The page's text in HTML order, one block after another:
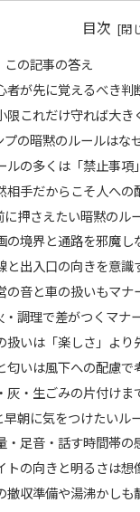
目次
この記事の答え
者が先に覚えるべき判
限これだけ守れば大き
プの暗黙のルールはな
ルの多くは「禁止事項
相手だからこそ人への
に押さえたい暗黙のル
の境界と通路を邪魔し
と出入口の向きを意識
の音と車の扱いもマナ
・調理で差がつくマナ
扱いは「楽しさ」より
匂いは風下への配慮で
灰・生ごみの片付けま
早朝に気をつけたいル
・足音・話す時間帯の
トの向きと明るさは想
撤収準備や湯沸かしも